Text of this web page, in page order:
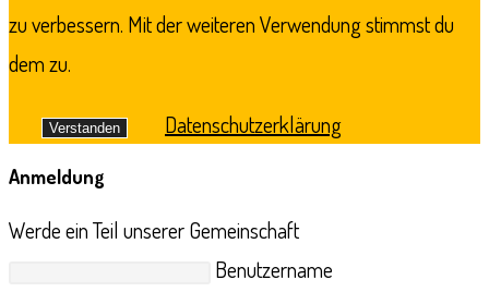
zu verbessern. Mit der weiteren Verwendung stimmst du
dem zu.
Verstanden Datenschutzerklärung
Anmeldung
Werde ein Teil unserer Gemeinschaft
Benutzername